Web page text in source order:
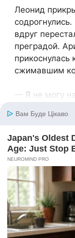
Леонид
вдруг
преградой.
сжимавшим
— Я не могу
я могу… я
Он с трудом
в силах
С того дня
видеться раз
неловкие
кафе. Потом